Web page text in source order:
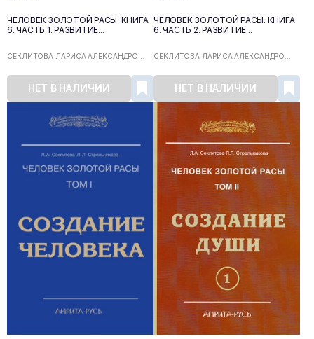
ЧЕЛОВЕК ЗОЛОТОЙ РАСЫ. КНИГА
6. ЧАСТЬ 1. РАЗВИТИЕ...
СЕКЛИТОВА ЛАРИСА АЛЕКСАНДРО...
НЕТ В НАЛИЧИИ
ЧЕЛОВЕК ЗОЛОТОЙ РАСЫ. КНИГА
6. ЧАСТЬ 2. РАЗВИТИЕ...
СЕКЛИТОВА ЛАРИСА АЛЕКСАНДРО...
НЕТ В НАЛИЧИИ